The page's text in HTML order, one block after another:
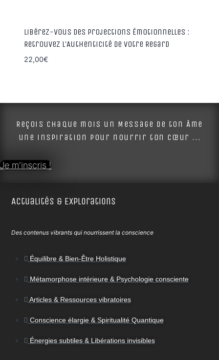
Libérez-vous des Projections Émotionnelles :
Retrouvez l’Authenticité de votre Regard
22,00€
Reçois chaque mois un Message de ton Âme
une inspiration pour nourrir ton cœur ...
Je m'inscris !
Actualités & Explorations
Des contenus vibrants qui nourrissent la conscience
Équilibre & Bien-Être Holistique
Métamorphose intérieure & Psychologie consciente
Articles & Ressources vibratoires
Conscience élargie & Spiritualité Quantique
Énergies subtiles & Libérations invisibles